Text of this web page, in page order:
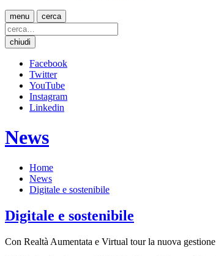
menu cerca
chiudi
Facebook
Twitter
YouTube
Instagram
Linkedin
News
Home
News
Digitale e sostenibile
Digitale e sostenibile
Con Realtà Aumentata e Virtual tour la nuova